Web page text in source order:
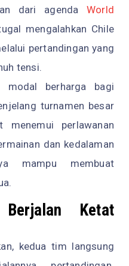
dari agenda World
mengalahkan Chile
pertandingan yang
tensi.
modal berharga bagi
turnamen besar
menemui perlawanan
dan kedalaman
mampu membuat
Ketat
kedua tim langsung